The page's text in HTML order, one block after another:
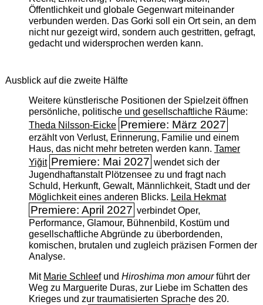
Öffentlichkeit und globale Gegenwart miteinander
verbunden werden. Das Gorki soll ein Ort sein, an dem
nicht nur gezeigt wird, sondern auch gestritten, gefragt,
gedacht und widersprochen werden kann.
Ausblick auf die zweite Hälfte
Weitere künstlerische Positionen der Spielzeit öffnen
persönliche, politische und gesellschaftliche Räume:
Theda Nilsson-Eicke Premiere: März 2027
erzählt von Verlust, Erinnerung, Familie und einem
Haus, das nicht mehr betreten werden kann. Tamer
Yiğit Premiere: Mai 2027 wendet sich der
Jugendhaftanstalt Plötzensee zu und fragt nach
Schuld, Herkunft, Gewalt, Männlichkeit, Stadt und der
Möglichkeit eines anderen Blicks. Leila Hekmat
Premiere: April 2027 verbindet Oper,
Performance, Glamour, Bühnenbild, Kostüm und
gesellschaftliche Abgründe zu überbordenden,
komischen, brutalen und zugleich präzisen Formen der
Analyse.
Mit Marie Schleefund Hiroshima mon amourführt der
Weg zu Marguerite Duras, zur Liebe im Schatten des
Krieges und zur traumatisierten Sprache des 20.